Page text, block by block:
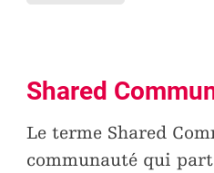
Shared
Le terme Shared
communauté qui